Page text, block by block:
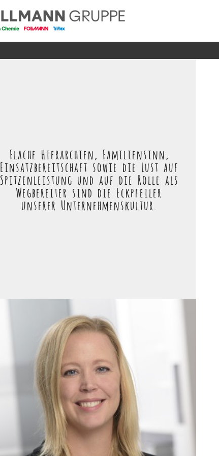
Flache Hierarchien, Familiensinn,
Einsatzbereitschaft sowie die Lust auf
Spitzenleistung und auf die Rolle als
Wegbereiter sind die Eckpfeiler
unserer Unternehmenskultur.